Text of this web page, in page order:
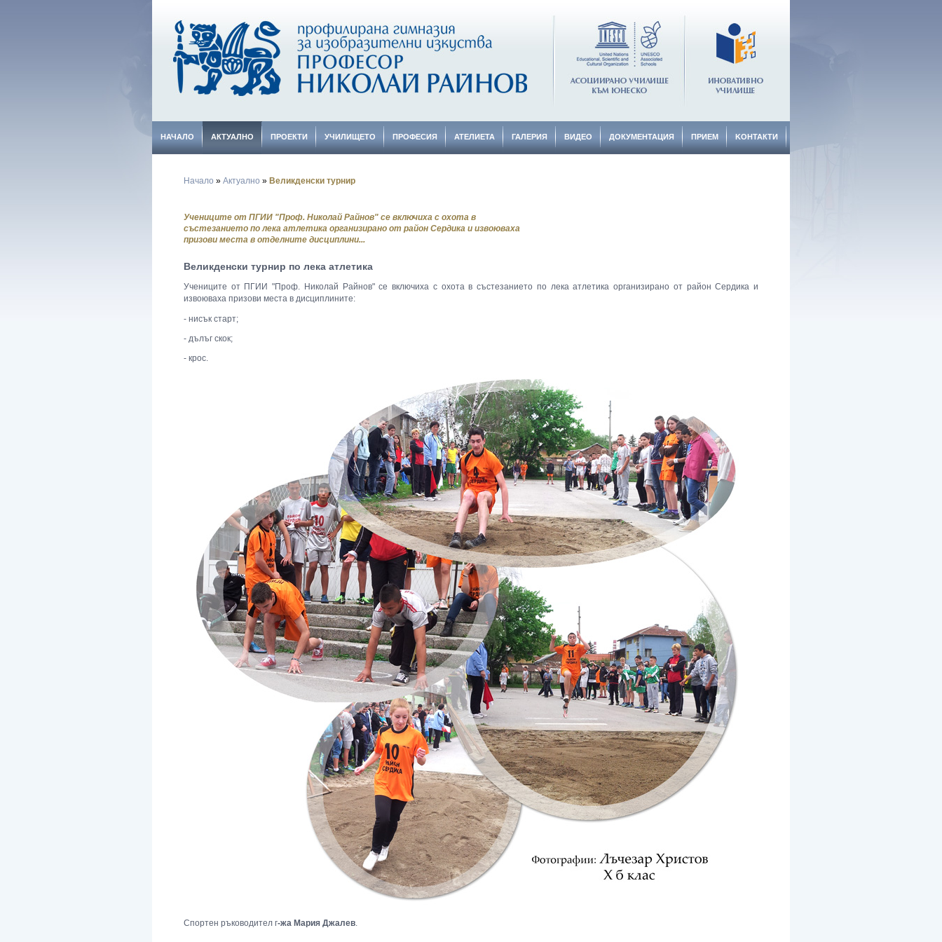
НАЧАЛО АКТУАЛНО ПРОЕКТИ УЧИЛИЩЕТО ПРОФЕСИЯ АТЕЛИЕТА ГАЛЕРИЯ ВИДЕО ДОКУМЕНТАЦИЯ ПРИЕМ KОНТАКТИ
Начало » Актуално » Великденски турнир
Учениците от ПГИИ "Проф. Николай Райнов" се включиха с охота в
състезанието по лека атлетика организирано от район Сердика и извоюваха
призови места в отделните дисциплини...
Великденски турнир по лека атлетика
Учениците от ПГИИ "Проф. Николай Райнов" се включиха с охота в състезанието по лека атлетика организирано от район Сердика и
извоюваха призови места в дисциплините:
- нисък старт;
- дълъг скок;
- крос.
Спортен ръководител г-жа Мария Джалев.